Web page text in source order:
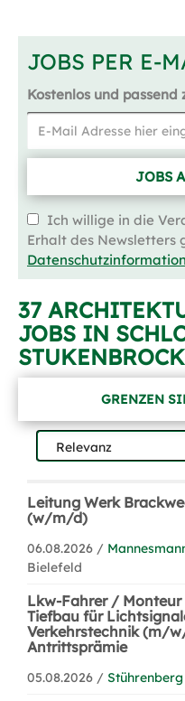
JOBS PER E-
Kostenlos und passend
JOBS
Ich willige in die
Erhalt des Newsletters
37
JOBS IN
TUKENBROCK
GRENZEN
Leitung Werk
(w/m/d)
06.08.2026 /
Bielefeld
Lkw-Fahrer / Monteur
Tiefbau für
Verkehrstechnik (m/
Antrittsprämie
05.08.2026 /